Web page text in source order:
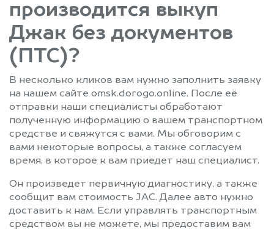
производится выкуп
Джак без документов
(ПТС)?
В несколько кликов вам нужно заполнить заявку
на нашем сайте omsk.dorogo.online. После её
отправки наши специалисты обработают
полученную информацию о вашем транспортном
средстве и свяжутся с вами. Мы обговорим с
вами некоторые вопросы, а также согласуем
время, в которое к вам приедет наш специалист.
Он произведет первичную диагностику, а также
сообщит вам стоимость JAC. Далее авто нужно
доставить к нам. Если управлять транспортным
средством вы не можете, мы предоставим вам